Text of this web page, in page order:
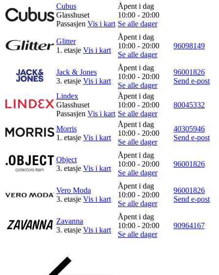
Merker
Inspirasjon
Søk
Åpningstider
Praktisk informasjon
Ledige stillinger
Magasin
Nyhet
Cubus
Glasshuset
Passasjen Vis i kart
Åpent i dag
10:00 - 20:00
Se alle dager
Glitter
1. etasje Vis i kart
Åpent i dag
10:00 - 20:00
Se alle dager
96098149
Jack & Jones
3. etasje Vis i kart
Åpent i dag
10:00 - 20:00
Se alle dager
96001826
Send e-post
Lindex
Glasshuset
Passasjen Vis i kart
Åpent i dag
10:00 - 20:00
Se alle dager
80045332
Morris
1. etasje Vis i kart
Åpent i dag
10:00 - 20:00
Se alle dager
40305946
Send e-post
Object
3. etasje Vis i kart
Åpent i dag
10:00 - 20:00
Se alle dager
96001826
Vero Moda
3. etasje Vis i kart
Åpent i dag
10:00 - 20:00
Se alle dager
96001826
Send e-post
Zavanna
3. etasje Vis i kart
Åpent i dag
10:00 - 20:00
Se alle dager
90964167